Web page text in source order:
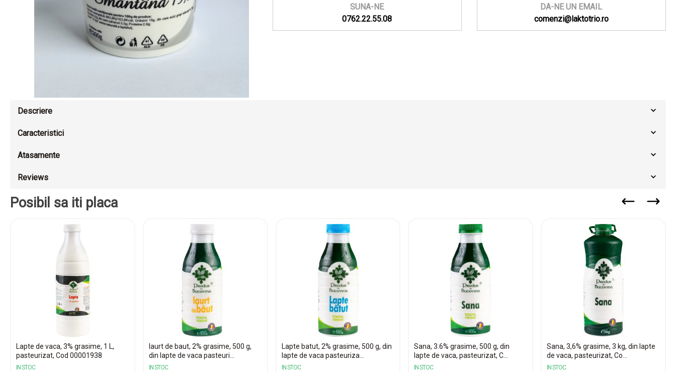
SUNA-NE
0762.22.55.08
DA-NE UN EMAIL
comenzi@laktotrio.ro
Descriere
Caracteristici
Atasamente
Reviews
Posibil sa iti placa
Lapte de vaca, 3% grasime, 1 L,
pasteurizat, Cod 00001938
IN STOC
Iaurt de baut, 2% grasime, 500 g,
din lapte de vaca pasteuri...
IN STOC
Lapte batut, 2% grasime, 500 g, din
lapte de vaca pasteuriza...
IN STOC
Sana, 3.6% grasime, 500 g, din
lapte de vaca, pasteurizat, C...
IN STOC
Sana, 3,6% grasime, 3 kg, din lapte
de vaca, pasteurizat, Co...
IN STOC